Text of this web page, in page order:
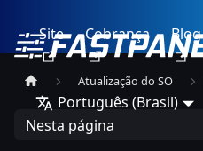
Site Cobrança Blog
Português (Brasil)
Atualização do SO
Nesta página